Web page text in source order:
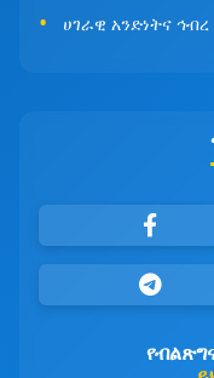
ሀገራዊ አንድነትና